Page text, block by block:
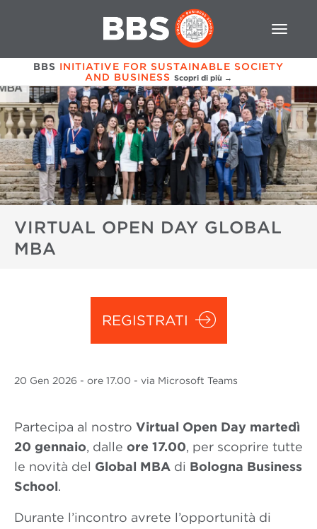
BBS INITIATIVE FOR SUSTAINABLE SOCIETY
AND BUSINESS Scopri di più →
VIRTUAL OPEN DAY GLOBAL
MBA
REGISTRATI
20 Gen 2026 - ore 17.00 - via Microsoft Teams
Partecipa al nostro Virtual Open Day martedì
20 gennaio, dalle ore 17.00, per scoprire tutte
le novità del Global MBA di Bologna Business
School.
Durante l’incontro avrete l’opportunità di